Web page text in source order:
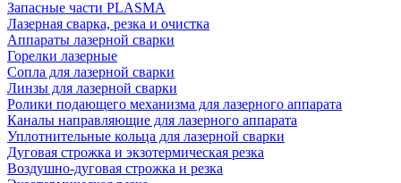
Запасные части PLASMA
Лазерная сварка, резка и очистка
Аппараты лазерной сварки
Горелки лазерные
Сопла для лазерной сварки
Линзы для лазерной сварки
Ролики подающего механизма для лазерного аппарата
Каналы направляющие для лазерного аппарата
Уплотнительные кольца для лазерной сварки
Дуговая строжка и экзотермическая резка
Воздушно-дуговая строжка и резка